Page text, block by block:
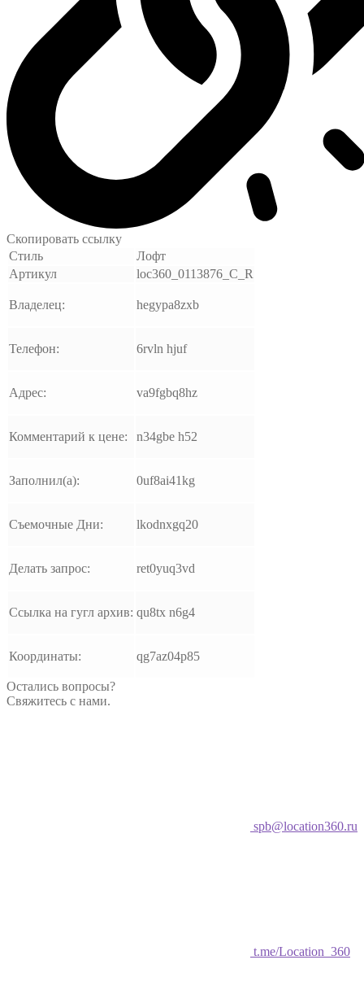
Скопировать ссылку
Стиль
Лофт
Артикул
loc360_0113876_C_R
Владелец: hegypa8zxb
Телефон: 6rvln hjuf
Адрес: va9fgbq8hz
Комментарий к цене: n34gbe h52
Заполнил(а): 0uf8ai41kg
Съемочные Дни: lkodnxgq20
Делать запрос: ret0yuq3vd
Ссылка на гугл архив: qu8tx n6g4
Координаты: qg7az04p85
Остались вопросы?
Свяжитесь с нами.
spb@location360.ru
t.me/Location_360